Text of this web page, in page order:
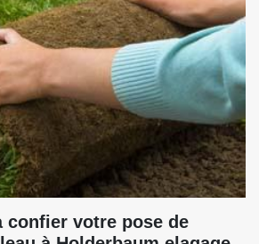
confier votre pose de